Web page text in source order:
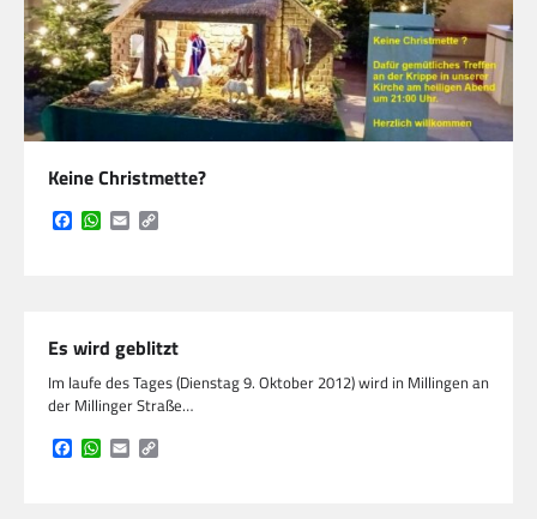
Keine Christmette?
Facebook
WhatsApp
Email
Es wird geblitzt
Im laufe des Tages (Dienstag 9. Oktober 2012) wird in Millingen an
der Millinger Straße…
Facebook
WhatsApp
Email